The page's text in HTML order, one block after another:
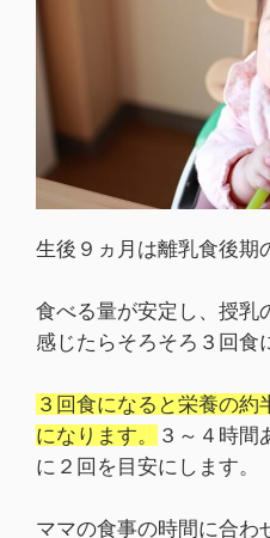
生後９ヵ月は離乳食後期
食べる量が安定し、授乳
感じたらそろそろ３回食
３回食になると栄養の約
になります。
３～４時間
に２回を目安にします。
ママの食事の時間に合わ